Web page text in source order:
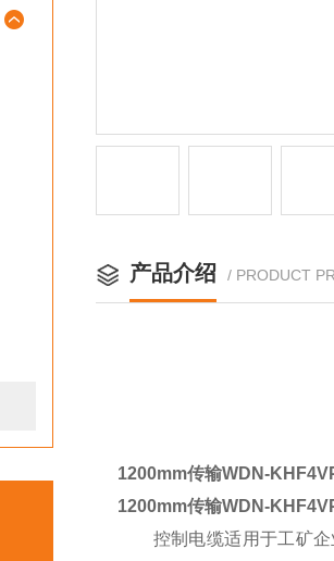
产品介绍 / PRODUCT
1200mm传输WDN-
1200mm传输WDN-
控制电缆适用于工矿企